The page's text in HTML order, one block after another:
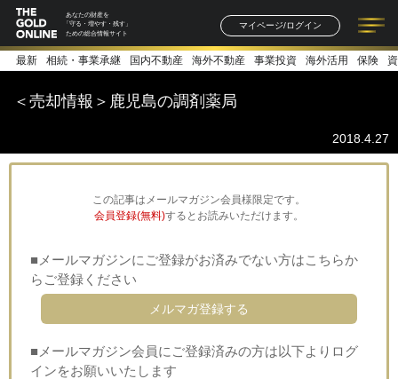
あなたの財産を
「守る・増やす・残す」
ための総合情報サイト
マイページ/ログイン
記事一覧 連載一覧
著者一覧 書籍一覧
最新 相続・事業承継 国内不動産 海外不動産 事業投資 海外活用 保険
＜売却情報＞鹿児島の調剤薬局
2018.4.27
この記事はメールマガジン会員様限定です。
会員登録(無料)するとお読みいただけます。
■メールマガジンにご登録がお済みでない方はこちらか
らご登録ください
メルマガ登録する
■メールマガジン会員にご登録済みの方は以下よりログ
インをお願いいたします